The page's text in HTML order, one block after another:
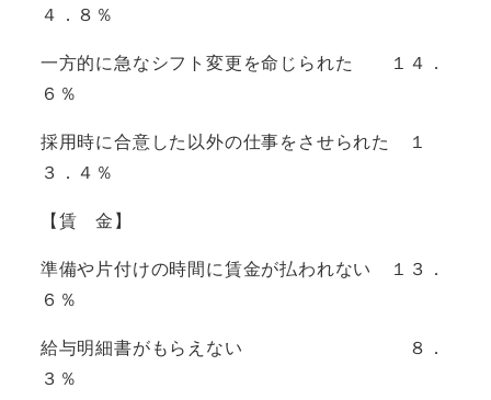
４．８％
一方的に急なシフト変更を命じられた １４．
６％
採用時に合意した以外の仕事をさせられた １
３．４％
【賃 金】
準備や片付けの時間に賃金が払われない １３．
６％
給与明細書がもらえない ８．
３％